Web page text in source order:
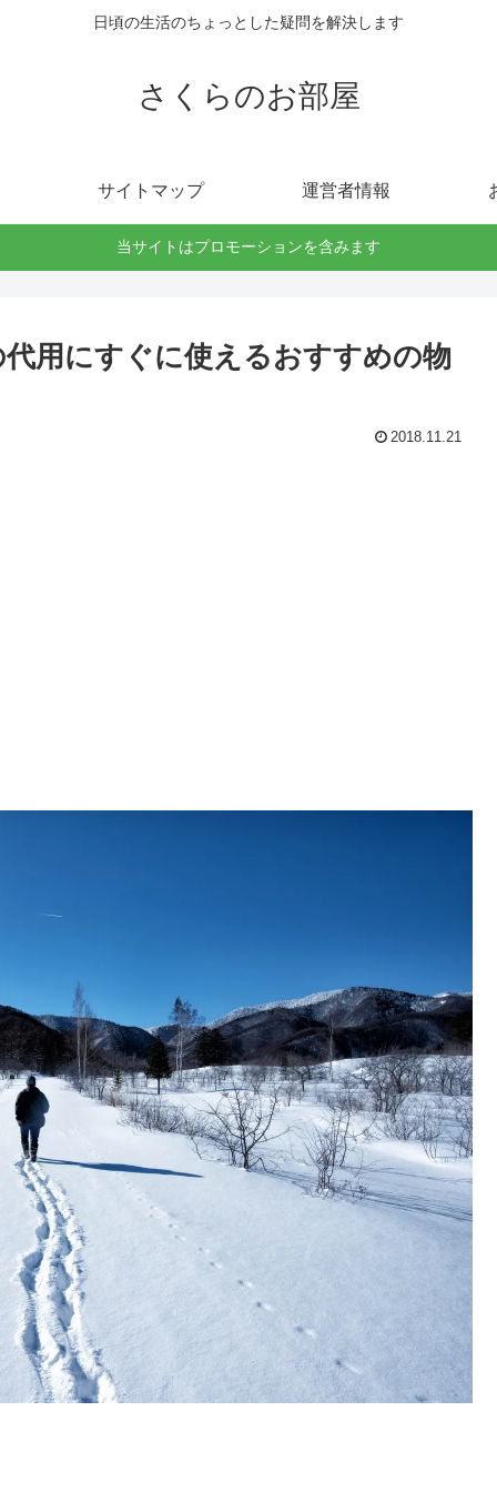
日頃の生活のちょっとした疑問を解決します
さくらのお部屋
サイトマップ 運営者情報
当サイトはプロモーションを含みます
用にすぐに使えるおすすめの物
2018.11.21